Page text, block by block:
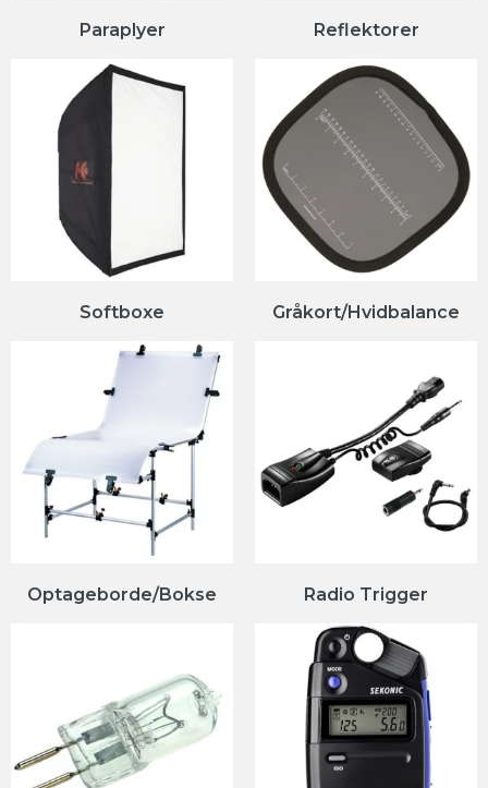
Paraplyer Reflektorer
Softboxe Gråkort/Hvidbalance
Optageborde/Bokse Radio Trigger